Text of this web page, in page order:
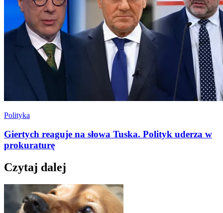
Polityka
Giertych reaguje na słowa Tuska. Polityk uderza w
prokuraturę
Czytaj dalej